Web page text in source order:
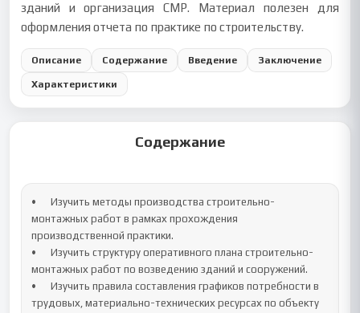
зданий и организация СМР. Материал полезен для
оформления отчета по практике по строительству.
Описание Содержание Введение Заключение
Характеристики
Содержание
•	Изучить методы производства строительно-
монтажных работ в рамках прохождения
производственной практики.
•	Изучить структуру оперативного плана строительно-
монтажных работ по возведению зданий и сооружений.
•	Изучить правила составления графиков потребности в
трудовых, материально-технических ресурсах по объекту